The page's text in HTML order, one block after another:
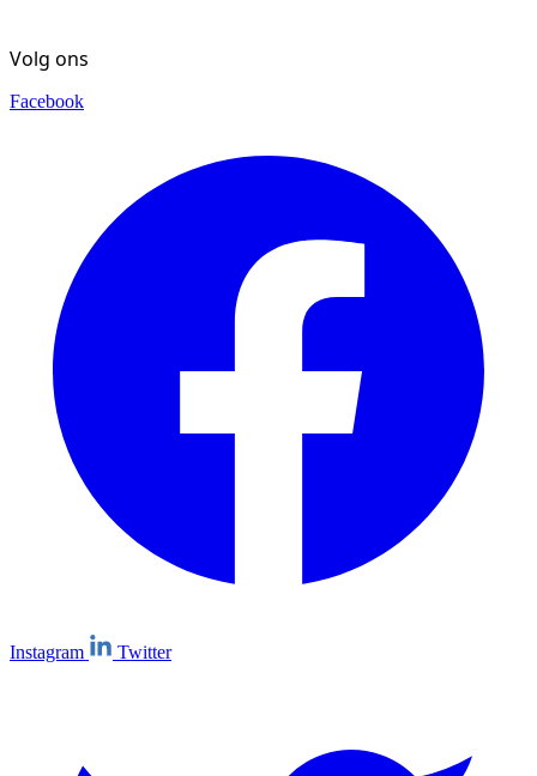
Volg ons
Facebook
Instagram Twitter